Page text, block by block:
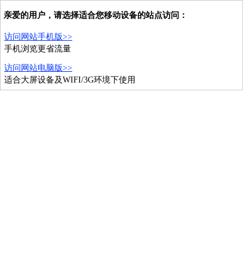
亲爱的用户，请选择适合您移动设备的站点访问：
访问网站手机版>>
手机浏览更省流量
访问网站电脑版>>
适合大屏设备及WIFI/3G环境下使用